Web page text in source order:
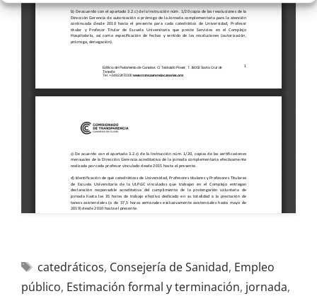
catedráticos, Consejería de Sanidad, Empleo
público, Estimación formal y terminación, jornada,